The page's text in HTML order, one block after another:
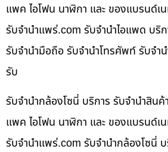
แพค ไอโฟน นาฬิกา และ ของแบรนด์เ
รับจํานําแพร่.com รับจำนำไอแพด บริ
รับจำนำมือถือ รับจำนำโทรศัพท์ รับจำ
รับ
รับจำนำกล้องโซนี่ บริการ รับจำนำสินค้
แพค ไอโฟน นาฬิกา และ ของแบรนด์เ
รับจํานําแพร่.com รับจำนำกล้องโซนี่